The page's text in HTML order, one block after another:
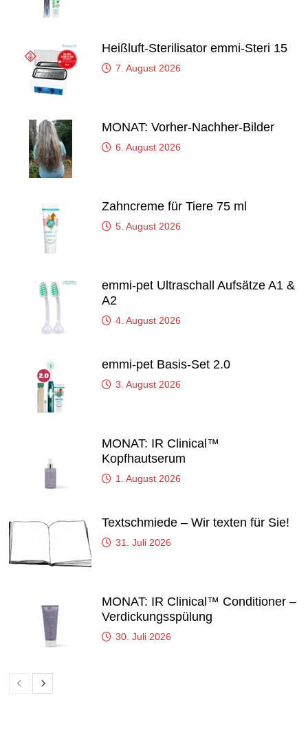
Heißluft-Sterilisator emmi-Steri 15
7. August 2026
MONAT: Vorher-Nachher-Bilder
6. August 2026
Zahncreme für Tiere 75 ml
5. August 2026
emmi-pet Ultraschall Aufsätze A1 &
A2
4. August 2026
emmi-pet Basis-Set 2.0
3. August 2026
MONAT: IR Clinical™
Kopfhautserum
1. August 2026
Textschmiede – Wir texten für Sie!
31. Juli 2026
MONAT: IR Clinical™ Conditioner –
Verdickungsspülung
30. Juli 2026